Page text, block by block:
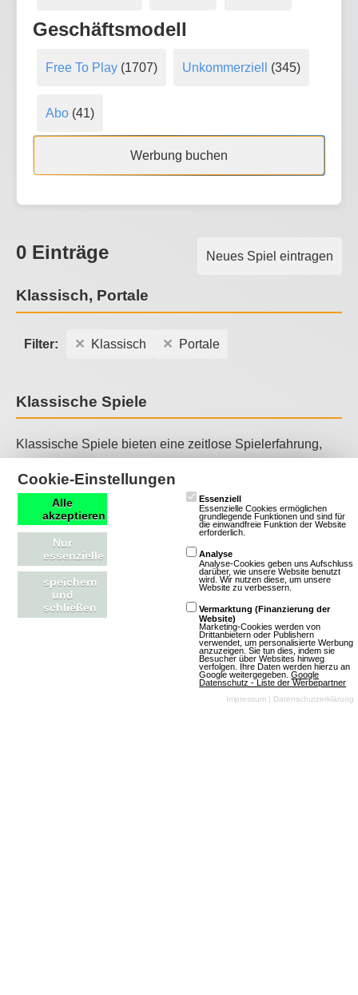
Geschäftsmodell
Free To Play(1707) Unkommerziell (345)
Abo(41)
Werbung buchen
Neues Spiel eintragen
0 Einträge
Klassisch, Portale
Filter: Klassisch Portale
Klassische Spiele
Klassische Spiele bieten eine zeitlose Spielerfahrung,
Spielmechaniken und einer nostalgischen Atmosphäre
geprägt ist. Sie zeichnen sich durch ihre Zugänglichkeit,
ihren Charme und oft auch durch soziale Interaktionen
aus, die Spieler in eine Welt voller Möglichkeiten und
Herausforderungen eintauchen lassen. Klassische Spiele
sind ideal für Spieler, die eine entspannte und
nostalgische Spielerfahrung suchen und sich in einer
Welt voller Einfachheit und Spaß verlieren möchten.
Cookie-Einstellungen
Alle
akzeptieren
Nur
essenzielle
speichern
und
schließen
Essenziell
Essenzielle Cookies ermöglichen
grundlegende Funktionen und sind für
die einwandfreie Funktion der Website
erforderlich.
Analyse
Analyse-Cookies geben uns Aufschluss
darüber, wie unsere Website benutzt
wird. Wir nutzen diese, um unsere
Website zu verbessern.
Vermarktung (Finanzierung der
Website)
Marketing-Cookies werden von
Drittanbietern oder Publishern
verwendet, um personalisierte Werbung
anzuzeigen. Sie tun dies, indem sie
Besucher über Websites hinweg
verfolgen. Ihre Daten werden hierzu an
Google weitergegeben.Google
Datenschutz - Liste der Werbepartner
Impressum Datenschutzerklärung